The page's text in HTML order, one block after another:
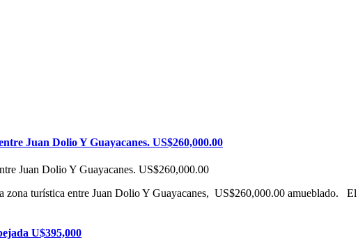
Juan Dolio Y Guayacanes. US$260,000.00
zona turística entre Juan Dolio Y Guayacanes, US$260,000.00 amueblado. El
U$395,000